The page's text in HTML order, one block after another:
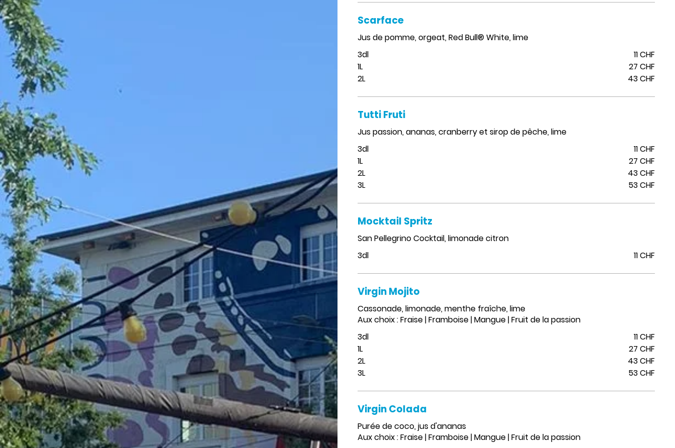
Scarface
Jus de pomme, orgeat, Red Bull® White, lime
3dl
11 CHF
1L
27 CHF
2L
43 CHF
Tutti Fruti
Jus passion, ananas, cranberry et sirop de pêche, lime
3dl
11 CHF
1L
27 CHF
2L
43 CHF
3L
53 CHF
Mocktail Spritz
San Pellegrino Cocktail, limonade citron
3dl
11 CHF
Virgin Mojito
Cassonade, limonade, menthe fraîche, lime
Aux choix : Fraise | Framboise | Mangue | Fruit de la passion
3dl
11 CHF
1L
27 CHF
2L
43 CHF
3L
53 CHF
Virgin Colada
Purée de coco, jus d'ananas
Aux choix : Fraise | Framboise | Mangue | Fruit de la passion